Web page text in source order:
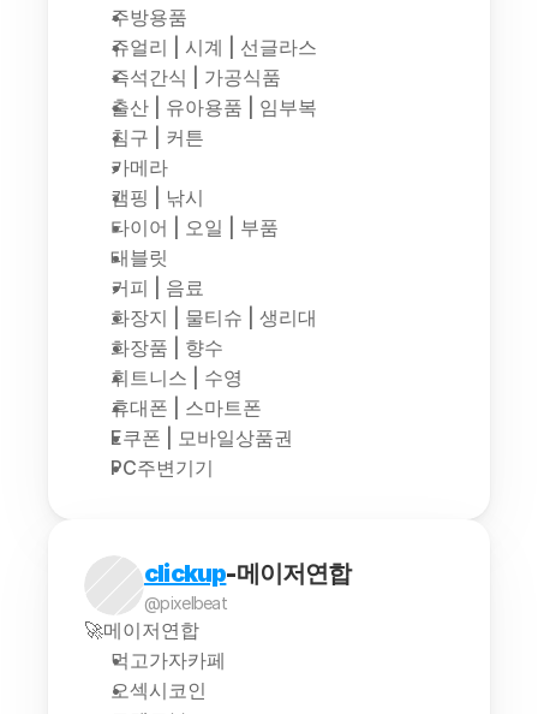
주방용품
쥬얼리 | 시계 | 선글라스
즉석간식 | 가공식품
출산 | 유아용품 | 임부복
침구 | 커튼
카메라
캠핑 | 낚시
타이어 | 오일 | 부품
태블릿
커피 | 음료
화장지 | 물티슈 | 생리대
화장품 | 향수
휘트니스 | 수영
휴대폰 | 스마트폰
E쿠폰 | 모바일상품권
PC주변기기
clickup-메이저연합
@pixelbeat
🚀메이저연합
먹고가자카페
오섹시코인